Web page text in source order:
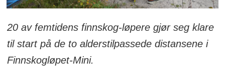
20 av femtidens finnskog-løpere gjør seg klare
til start på de to alderstilpassede distansene i
Finnskogløpet-Mini.